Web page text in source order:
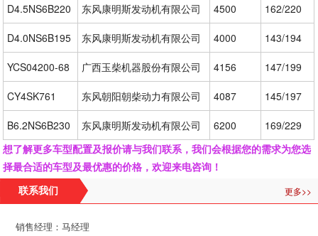
D4.5NS6B220 东风康明斯发动机有限公司 4500 162/220
D4.0NS6B195 东风康明斯发动机有限公司 4000 143/194
YCS04200-68 广西玉柴机器股份有限公司 4156 147/199
CY4SK761 东风朝阳朝柴动力有限公司 4087 145/197
B6.2NS6B230 东风康明斯发动机有限公司 6200
169/229
想了解更多车型配置及报价请与我们联系，我们会根据您的需求为您选
择最合适的车型及最优惠的价格，欢迎来电咨询！
联系我们 更多>>
销售经理：马经理